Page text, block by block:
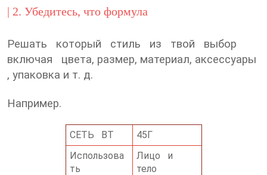
| 2. Убедитесь, что формула
Решать который стиль из твой выбор
включая цвета, размер, материал, аксессуары
, упаковка и т. д.
Например.
СЕТЬ ВТ
45Г
Использова
ть
Лицо и
тело